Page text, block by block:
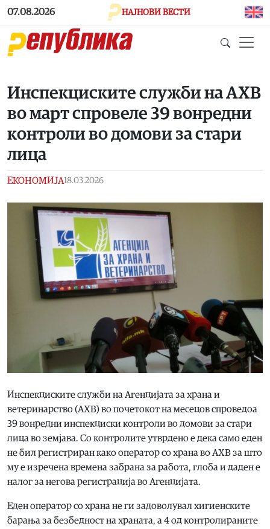
Skip to main content
07.08.2026 НАЈНОВИ ВЕСТИ
Инспекциските служби на АХВ
во март спровеле 39 вонредни
контроли во домови за стари
лица
ЕКОНОМИЈА18.03.2026
Инспекциските служби на Агенцијата за храна и
ветеринарство (АХВ) во почетокот на месецов спроведоа
39 вонредни инспекциски контроли во домови за стари
лица во земјава. Со контролите утврдено е дека само еден
не бил регистриран како оператор со храна во АХВ за што
му е изречена времена забрана за работа, глоба и даден е
налог за негова регистрација во Агенцијата.
Еден оператор со храна не ги задоволувал хигиенските
барања за безбедност на храната, а 4 од контролираните